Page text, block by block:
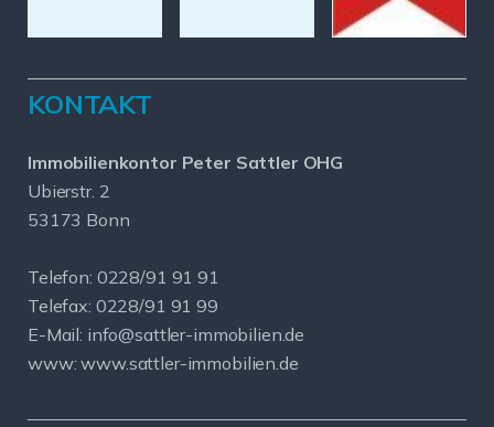
KONTAKT
Immobilienkontor Peter Sattler OHG
Ubierstr. 2
53173 Bonn
Telefon: 0228/91 91 91
Telefax: 0228/91 91 99
E-Mail: info@sattler-immobilien.de
www: www.sattler-immobilien.de